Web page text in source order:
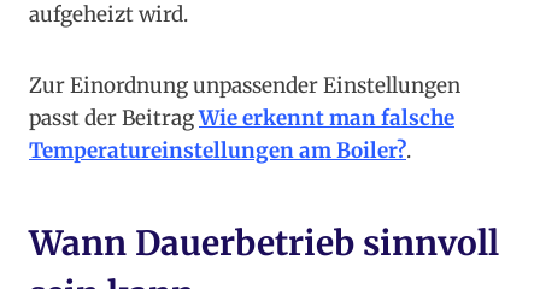
aufgeheizt wird.
Zur Einordnung unpassender Einstellungen
passt der BeitragWie erkennt man falsche
Temperatureinstellungen am Boiler?.
Wann Dauerbetrieb sinnvoll